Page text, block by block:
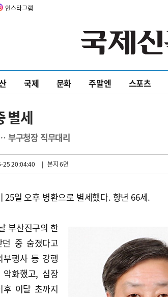
인스타그램
국제 문화 주말엔 스포츠
별세
부구청장 직무대리
25 20:04:40 | 본지 6면
25일 오후 병환으로 별세했다. 향년 66세.
부산진구의 한
중 숨졌다고
행사 등 강행
화했고, 심장
이달 초까지